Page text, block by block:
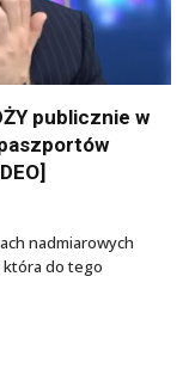
publicznie w
nadmiarowych
która do tego